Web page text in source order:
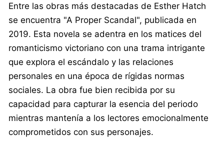
Entre las obras más destacadas de Esther Hatch
se encuentra "A Proper Scandal", publicada en
2019. Esta novela se adentra en los matices del
romanticismo victoriano con una trama intrigante
que explora el escándalo y las relaciones
personales en una época de rígidas normas
sociales. La obra fue bien recibida por su
capacidad para capturar la esencia del periodo
mientras mantenía a los lectores emocionalmente
comprometidos con sus personajes.